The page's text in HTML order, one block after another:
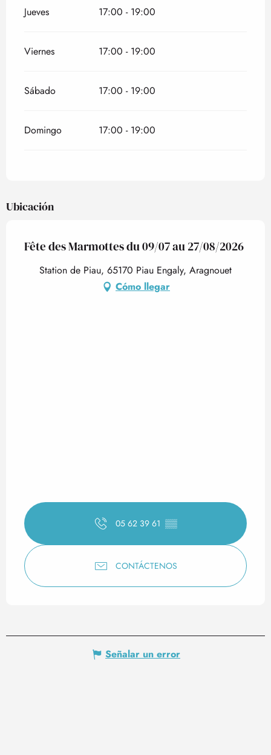
Jueves 17:00 - 19:00
Viernes 17:00 - 19:00
Sábado 17:00 - 19:00
Domingo 17:00 - 19:00
Ubicación
Fête des Marmottes du 09/07 au 27/08/2026
Station de Piau, 65170 Piau Engaly, Aragnouet
Cómo llegar
05 62 39 61 ▒▒
CONTÁCTENOS
Señalar un error